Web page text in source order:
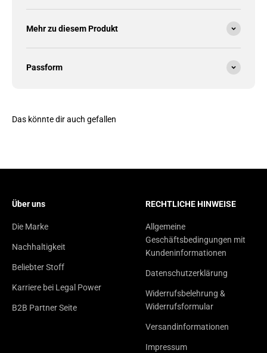
Mehr zu diesem Produkt
Passform
Das könnte dir auch gefallen
Über uns
Die Marke
Nachhaltigkeit
Beliebter Stoff
Karriere bei Legal Power
B2B Partner Seite
RECHTLICHE HINWEISE
Allgemeine
Geschäftsbedingungen mit
Kundeninformationen
Datenschutzerklärung
Widerrufsbelehrung &
Widerrufsformular
Versandinformationen
Impressum